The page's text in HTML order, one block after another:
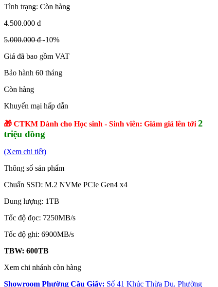
Tình trạng: Còn hàng
4.500.000 đ
5.000.000 đ-10%
Giá đã bao gồm VAT
Bảo hành 60 tháng
Còn hàng
Khuyến mại hấp dẫn
🎁 CTKM Dành cho Học sinh - Sinh viên: Giảm giá lên tới 2
triệu đồng
(Xem chi tiết)
Thông số sản phẩm
Chuẩn SSD: M.2 NVMe PCIe Gen4 x4
Dung lượng: 1TB
Tốc độ đọc: 7250MB/s
Tốc độ ghi: 6900MB/s
TBW: 600TB
Xem chi nhánh còn hàng
Showroom Phường Cầu Giấy: Số 41 Khúc Thừa Dụ, Phường